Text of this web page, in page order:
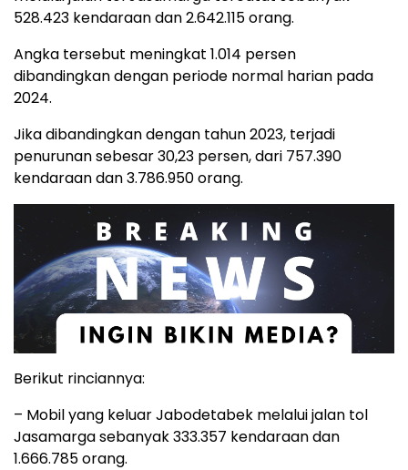
528.423 kendaraan dan 2.642.115 orang.
Angka tersebut meningkat 1.014 persen
dibandingkan dengan periode normal harian pada
2024.
Jika dibandingkan dengan tahun 2023, terjadi
penurunan sebesar 30,23 persen, dari 757.390
kendaraan dan 3.786.950 orang.
Berikut rinciannya:
– Mobil yang keluar Jabodetabek melalui jalan tol
Jasamarga sebanyak 333.357 kendaraan dan
1.666.785 orang.